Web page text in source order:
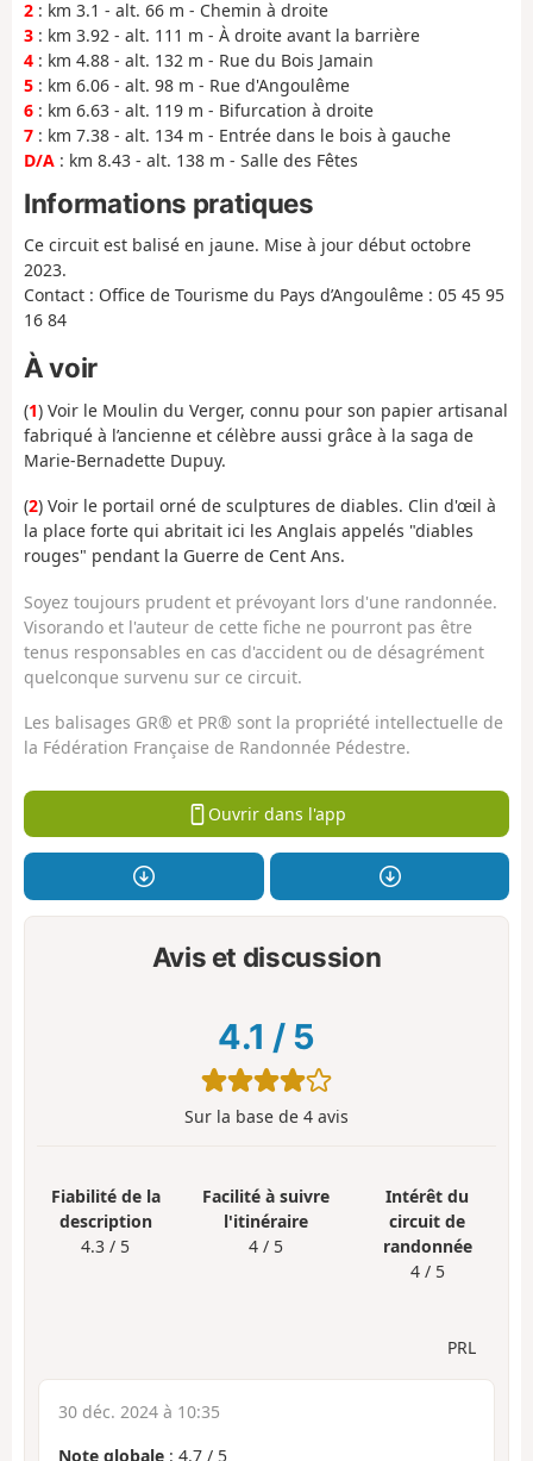
2 : km 3.1 - alt. 66 m - Chemin à droite
3 : km 3.92 - alt. 111 m - À droite avant la barrière
4 : km 4.88 - alt. 132 m - Rue du Bois Jamain
5 : km 6.06 - alt. 98 m - Rue d'Angoulême
6 : km 6.63 - alt. 119 m - Bifurcation à droite
7 : km 7.38 - alt. 134 m - Entrée dans le bois à gauche
D/A : km 8.43 - alt. 138 m - Salle des Fêtes
Informations pratiques
Ce circuit est balisé en jaune. Mise à jour début octobre
2023.
Contact : Office de Tourisme du Pays d’Angoulême : 05 45 95
16 84
À voir
(1) Voir le Moulin du Verger, connu pour son papier artisanal
fabriqué à l’ancienne et célèbre aussi grâce à la saga de
Marie-Bernadette Dupuy.
(2) Voir le portail orné de sculptures de diables. Clin d'œil à
la place forte qui abritait ici les Anglais appelés "diables
rouges" pendant la Guerre de Cent Ans.
Soyez toujours prudent et prévoyant lors d'une randonnée.
Visorando et l'auteur de cette fiche ne pourront pas être
tenus responsables en cas d'accident ou de désagrément
quelconque survenu sur ce circuit.
Les balisages GR® et PR® sont la propriété intellectuelle de
la Fédération Française de Randonnée Pédestre.
Ouvrir dans l'app
Avis et discussion
4.1 / 5
Sur la base de 4 avis
Fiabilité de la
description
4.3 / 5
Facilité à suivre
l'itinéraire
4 / 5
Intérêt du
circuit de
randonnée
4 / 5
PRL
30 déc. 2024 à 10:35
Note globale : 4.7 / 5